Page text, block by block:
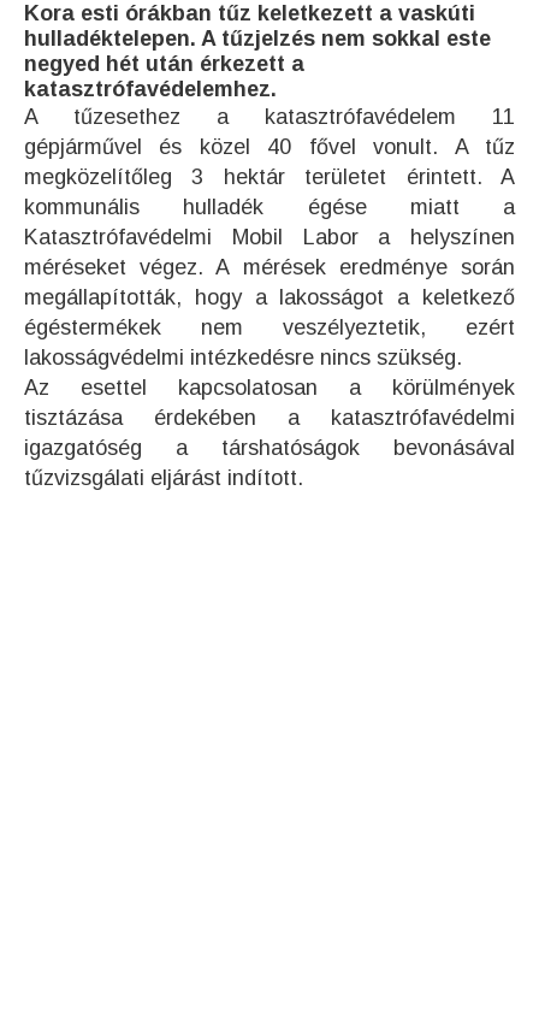
Kora esti órákban tűz keletkezett a vaskúti
hulladéktelepen. A tűzjelzés nem sokkal este
negyed hét után érkezett a
katasztrófavédelemhez.
A tűzesethez a katasztrófavédelem 11
gépjárművel és közel 40 fővel vonult. A tűz
megközelítőleg 3 hektár területet érintett. A
kommunális hulladék égése miatt a
Katasztrófavédelmi Mobil Labor a helyszínen
méréseket végez. A mérések eredménye során
megállapították, hogy a lakosságot a keletkező
égéstermékek nem veszélyeztetik, ezért
lakosságvédelmi intézkedésre nincs szükség.
Az esettel kapcsolatosan a körülmények
tisztázása érdekében a katasztrófavédelmi
igazgatóség a társhatóságok bevonásával
tűzvizsgálati eljárást indított.